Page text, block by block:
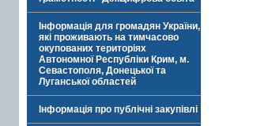
Інформація для громадян України,
які проживають на тимчасово
окупованих територіях
Автономної Республіки Крим, м.
Севастополя, Донецької та
Луганської областей
Інформація про публічні закупівлі